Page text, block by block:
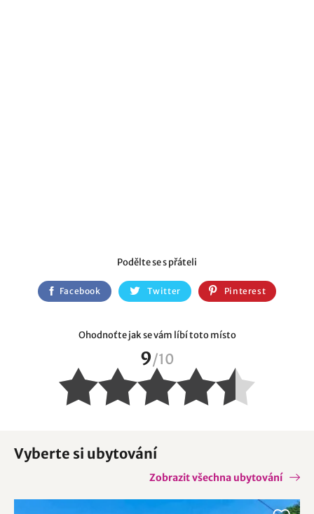
Ohodnoťte jak se vám líbí toto místo
9/10
Podělte se s přáteli
Facebook Twitter Pinterest
Vyberte si ubytování
Zobrazit všechna ubytování